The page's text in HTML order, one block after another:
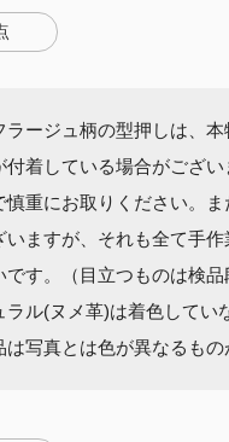
ージュ柄の型押しは、
付着している場合がござ
慎重にお取りください。
いますが、それも全て手
です。（目立つものは検品
ル(ヌメ革)は着色してい
は写真とは色が異なるも